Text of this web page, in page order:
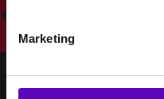
i
Marketing